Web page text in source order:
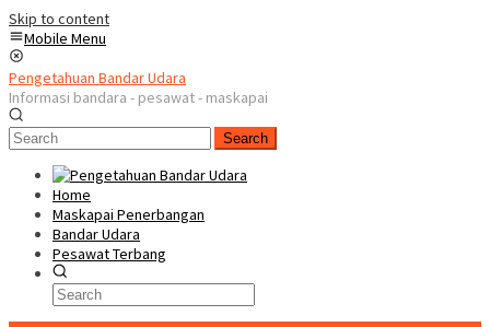
Skip to content
Mobile Menu
Pengetahuan Bandar Udara
Informasi bandara - pesawat - maskapai
Search
Home
Maskapai Penerbangan
Bandar Udara
Pesawat Terbang